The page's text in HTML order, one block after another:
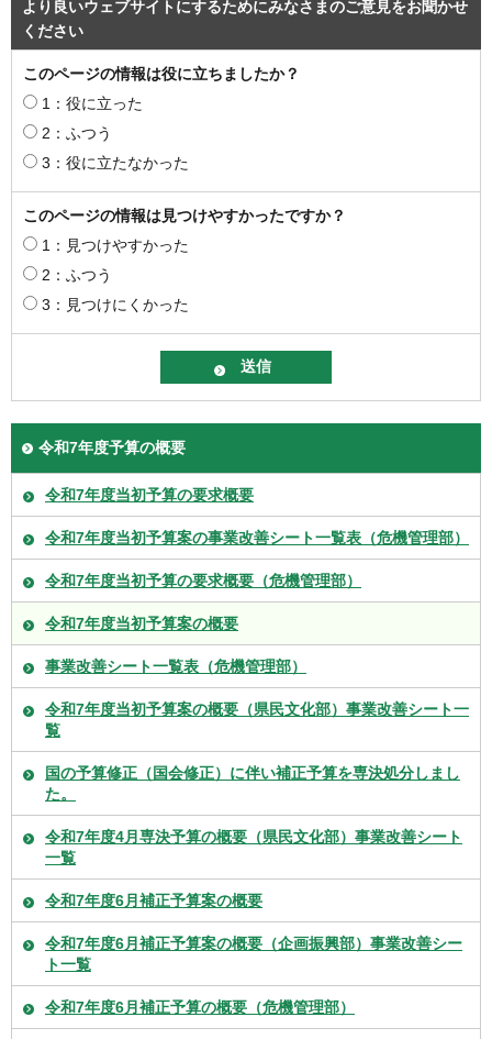
より良いウェブサイトにするためにみなさまのご意見をお聞かせ
ください
このページの情報は役に立ちましたか？
1：役に立った
2：ふつう
3：役に立たなかった
このページの情報は見つけやすかったですか？
1：見つけやすかった
2：ふつう
3：見つけにくかった
令和7年度予算の概要
令和7年度当初予算の要求概要
令和7年度当初予算案の事業改善シート一覧表（危機管理部）
令和7年度当初予算の要求概要（危機管理部）
令和7年度当初予算案の概要
事業改善シート一覧表（危機管理部）
令和7年度当初予算案の概要（県民文化部）事業改善シート一
覧
国の予算修正（国会修正）に伴い補正予算を専決処分しまし
た。
令和7年度4月専決予算の概要（県民文化部）事業改善シート
一覧
令和7年度6月補正予算案の概要
令和7年度6月補正予算案の概要（企画振興部）事業改善シー
ト一覧
令和7年度6月補正予算の概要（危機管理部）